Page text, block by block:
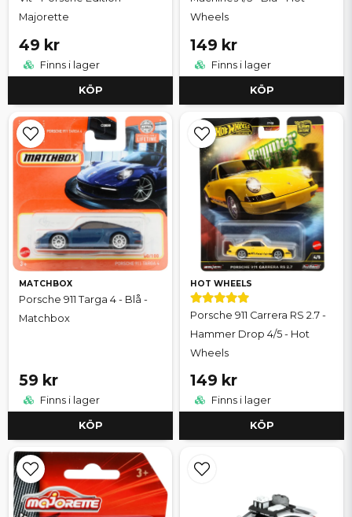
Majorette
49 kr
Finns i lager
KÖP
Wheels
149 kr
Finns i lager
KÖP
MATCHBOX
Porsche 911 Targa 4 - Blå -
Matchbox
59 kr
Finns i lager
KÖP
HOT WHEELS
Porsche 911 Carrera RS 2.7 -
Hammer Drop 4/5 - Hot
Wheels
149 kr
Finns i lager
KÖP